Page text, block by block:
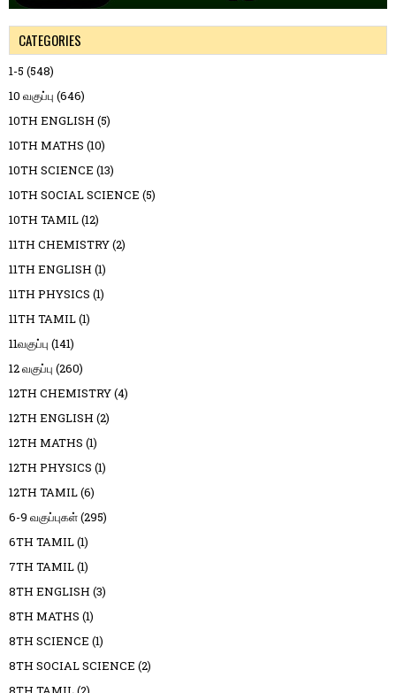
CATEGORIES
1-5 (548)
10 வகுப்பு (646)
10TH ENGLISH (5)
10TH MATHS (10)
10TH SCIENCE (13)
10TH SOCIAL SCIENCE (5)
10TH TAMIL(12)
11TH CHEMISTRY(2)
11TH ENGLISH (1)
11TH PHYSICS (1)
11TH TAMIL(1)
11வகுப்பு (141)
12 வகுப்பு (260)
12TH CHEMISTRY(4)
12TH ENGLISH (2)
12TH MATHS (1)
12TH PHYSICS (1)
12TH TAMIL(6)
6-9 வகுப்புகள்(295)
6TH TAMIL(1)
7TH TAMIL(1)
8TH ENGLISH (3)
8TH MATHS (1)
8TH SCIENCE (1)
8TH SOCIAL SCIENCE (2)